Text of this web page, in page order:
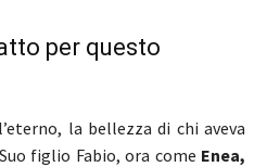
per questo
la bellezza di chi aveva
figlio Fabio, ora come Enea,